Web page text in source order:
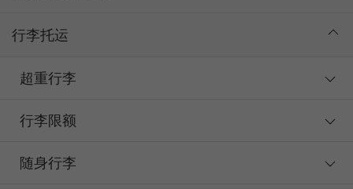
行李托运
超重行李
行李限额
随身行李